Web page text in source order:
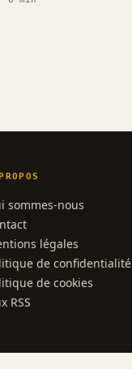
sommes-nous
légales
de confidentialité
de cookies
RSS